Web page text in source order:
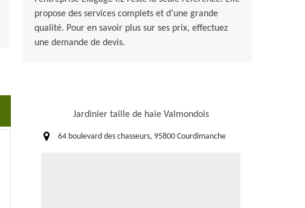
propose des services complets et d’une grande
qualité. Pour en savoir plus sur ses prix, effectuez
une demande de devis.
Jardinier taille de haie Valmondois
64 boulevard des chasseurs, 95800 Courdimanche